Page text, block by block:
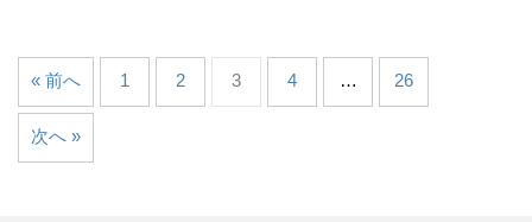
« 前へ 1 2 3 4 … 26
次へ »